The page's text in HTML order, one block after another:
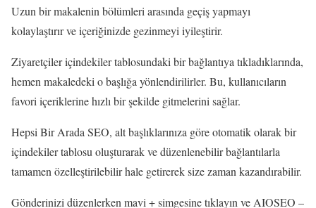
Uzun bir makalenin bölümleri arasında geçiş yapmayı
kolaylaştırır ve içeriğinizde gezinmeyi iyileştirir.
Ziyaretçiler içindekiler tablosundaki bir bağlantıya tıkladıklarında,
hemen makaledeki o başlığa yönlendirilirler. Bu, kullanıcıların
favori içeriklerine hızlı bir şekilde gitmelerini sağlar.
Hepsi Bir Arada SEO, alt başlıklarınıza göre otomatik olarak bir
içindekiler tablosu oluşturarak ve düzenlenebilir bağlantılarla
tamamen özelleştirilebilir hale getirerek size zaman kazandırabilir.
Gönderinizi düzenlerken mavi + simgesine tıklayın ve AIOSEO –